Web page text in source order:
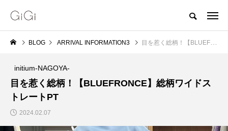
BLOG ARRIVAL INFORMATION3 目を惹く総柄！【BLUEFRONCE】総柄ワイドストレートPT
initium-NAGOYA-
目を惹く総柄！【BLUEFRONCE】総柄ワイドス
トレートPT
2024.02.07